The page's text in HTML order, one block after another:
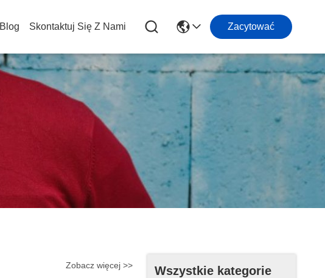
Blog Skontaktuj Się Z Nami Zacytować
Wszystkie kategorie
Zobacz więcej >>